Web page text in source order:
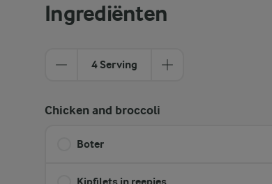
Ingrediënten
4 Serving
Chicken and broccoli
Boter